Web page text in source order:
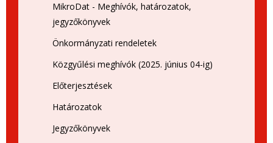
MikroDat - Meghívók, határozatok,
jegyzőkönyvek
Önkormányzati rendeletek
Közgyűlési meghívók (2025. június 04-ig)
Előterjesztések
Határozatok
Jegyzőkönyvek